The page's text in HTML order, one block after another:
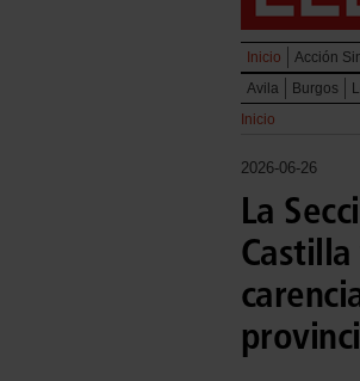
Inicio Acción
Avila
Burgos
Inicio
2026-06-26
La
Castilla